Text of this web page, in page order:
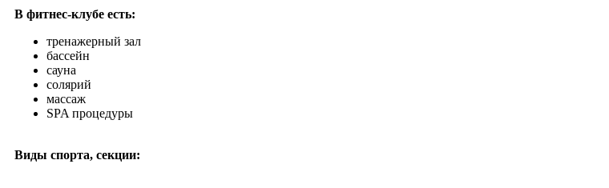
В фитнес-клубе есть:
тренажерный зал
бассейн
сауна
солярий
массаж
SPA процедуры
Виды спорта, секции: